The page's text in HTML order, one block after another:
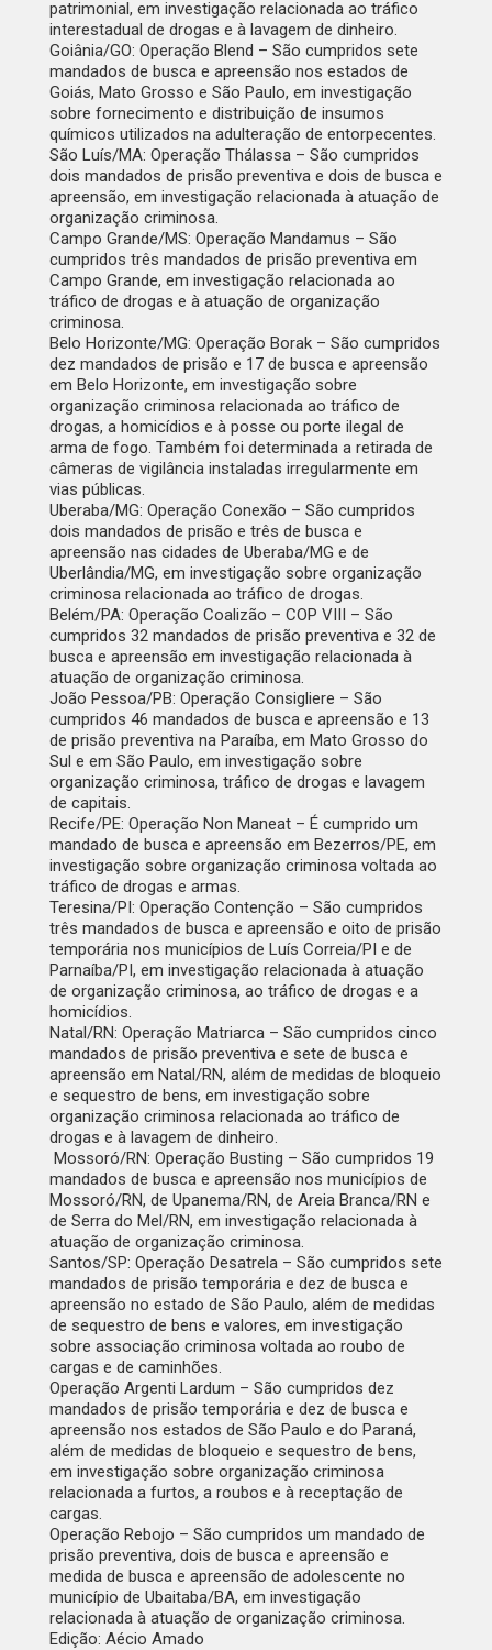
patrimonial, em investigação relacionada ao tráfico
interestadual de drogas e à lavagem de dinheiro.
Goiânia/GO: Operação Blend – São cumpridos sete
mandados de busca e apreensão nos estados de
Goiás, Mato Grosso e São Paulo, em investigação
sobre fornecimento e distribuição de insumos
químicos utilizados na adulteração de entorpecentes.
São Luís/MA: Operação Thálassa – São cumpridos
dois mandados de prisão preventiva e dois de busca e
apreensão, em investigação relacionada à atuação de
organização criminosa.
Campo Grande/MS: Operação Mandamus – São
cumpridos três mandados de prisão preventiva em
Campo Grande, em investigação relacionada ao
tráfico de drogas e à atuação de organização
criminosa.
Belo Horizonte/MG: Operação Borak – São cumpridos
dez mandados de prisão e 17 de busca e apreensão
em Belo Horizonte, em investigação sobre
organização criminosa relacionada ao tráfico de
drogas, a homicídios e à posse ou porte ilegal de
arma de fogo. Também foi determinada a retirada de
câmeras de vigilância instaladas irregularmente em
vias públicas.
Uberaba/MG: Operação Conexão – São cumpridos
dois mandados de prisão e três de busca e
apreensão nas cidades de Uberaba/MG e de
Uberlândia/MG, em investigação sobre organização
criminosa relacionada ao tráfico de drogas.
Belém/PA: Operação Coalizão – COP VIII – São
cumpridos 32 mandados de prisão preventiva e 32 de
busca e apreensão em investigação relacionada à
atuação de organização criminosa.
João Pessoa/PB: Operação Consigliere – São
cumpridos 46 mandados de busca e apreensão e 13
de prisão preventiva na Paraíba, em Mato Grosso do
Sul e em São Paulo, em investigação sobre
organização criminosa, tráfico de drogas e lavagem
de capitais.
Recife/PE: Operação Non Maneat – É cumprido um
mandado de busca e apreensão em Bezerros/PE, em
investigação sobre organização criminosa voltada ao
tráfico de drogas e armas.
Teresina/PI: Operação Contenção – São cumpridos
três mandados de busca e apreensão e oito de prisão
temporária nos municípios de Luís Correia/PI e de
Parnaíba/PI, em investigação relacionada à atuação
de organização criminosa, ao tráfico de drogas e a
homicídios.
Natal/RN: Operação Matriarca – São cumpridos cinco
mandados de prisão preventiva e sete de busca e
apreensão em Natal/RN, além de medidas de bloqueio
e sequestro de bens, em investigação sobre
organização criminosa relacionada ao tráfico de
drogas e à lavagem de dinheiro.
Mossoró/RN: Operação Busting – São cumpridos 19
mandados de busca e apreensão nos municípios de
Mossoró/RN, de Upanema/RN, de Areia Branca/RN e
de Serra do Mel/RN, em investigação relacionada à
atuação de organização criminosa.
Santos/SP: Operação Desatrela – São cumpridos sete
mandados de prisão temporária e dez de busca e
apreensão no estado de São Paulo, além de medidas
de sequestro de bens e valores, em investigação
sobre associação criminosa voltada ao roubo de
cargas e de caminhões.
Operação Argenti Lardum – São cumpridos dez
mandados de prisão temporária e dez de busca e
apreensão nos estados de São Paulo e do Paraná,
além de medidas de bloqueio e sequestro de bens,
em investigação sobre organização criminosa
relacionada a furtos, a roubos e à receptação de
cargas.
Operação Rebojo – São cumpridos um mandado de
prisão preventiva, dois de busca e apreensão e
medida de busca e apreensão de adolescente no
município de Ubaitaba/BA, em investigação
relacionada à atuação de organização criminosa.
Edição: Aécio Amado